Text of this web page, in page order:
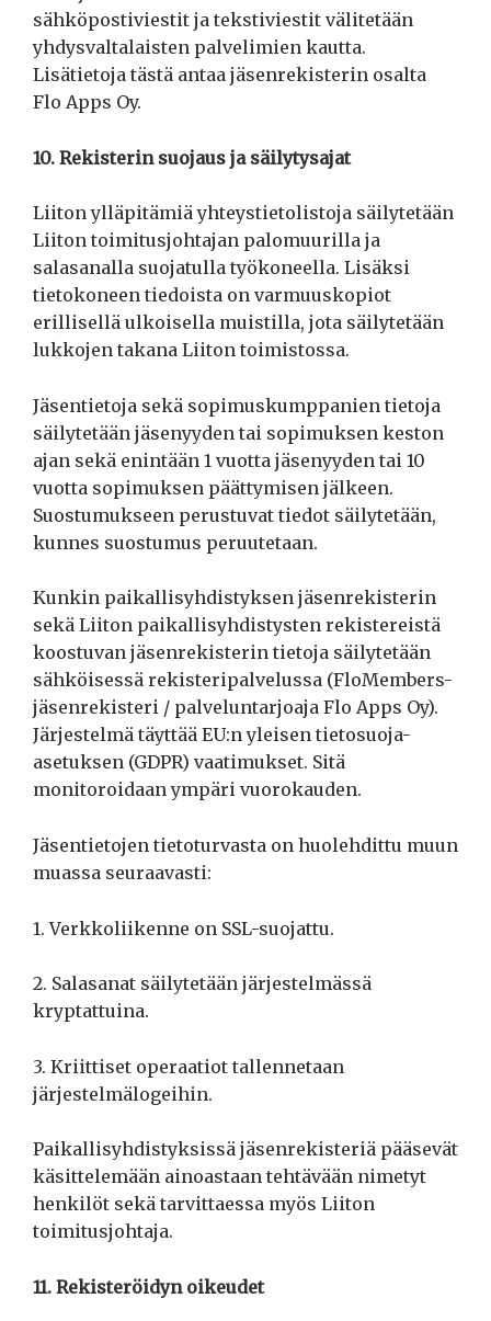
sähköpostiviestit ja tekstiviestit välitetään
yhdysvaltalaisten palvelimien kautta.
Lisätietoja tästä antaa jäsenrekisterin osalta
Flo Apps Oy.
10. Rekisterin suojaus ja säilytysajat
Liiton ylläpitämiä yhteystietolistoja säilytetään
Liiton toimitusjohtajan palomuurilla ja
salasanalla suojatulla työkoneella. Lisäksi
tietokoneen tiedoista on varmuuskopiot
erillisellä ulkoisella muistilla, jota säilytetään
lukkojen takana Liiton toimistossa.
Jäsentietoja sekä sopimuskumppanien tietoja
säilytetään jäsenyyden tai sopimuksen keston
ajan sekä enintään 1 vuotta jäsenyyden tai 10
vuotta sopimuksen päättymisen jälkeen.
Suostumukseen perustuvat tiedot säilytetään,
kunnes suostumus peruutetaan.
Kunkin paikallisyhdistyksen jäsenrekisterin
sekä Liiton paikallisyhdistysten rekistereistä
koostuvan jäsenrekisterin tietoja säilytetään
sähköisessä rekisteripalvelussa (FloMembers-
jäsenrekisteri / palveluntarjoaja Flo Apps Oy).
Järjestelmä täyttää EU:n yleisen tietosuoja-
asetuksen (GDPR) vaatimukset. Sitä
monitoroidaan ympäri vuorokauden.
Jäsentietojen tietoturvasta on huolehdittu muun
muassa seuraavasti:
1. Verkkoliikenne on SSL-suojattu.
2. Salasanat säilytetään järjestelmässä
kryptattuina.
3. Kriittiset operaatiot tallennetaan
järjestelmälogeihin.
Paikallisyhdistyksissä jäsenrekisteriä pääsevät
käsittelemään ainoastaan tehtävään nimetyt
henkilöt sekä tarvittaessa myös Liiton
toimitusjohtaja.
11. Rekisteröidyn oikeudet